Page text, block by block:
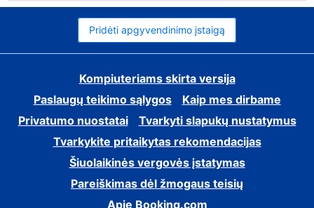
Pridėti apgyvendinimo įstaigą
Kompiuteriams skirta versija
Paslaugų teikimo sąlygos
Kaip mes dirbame
Privatumo nuostatai
Tvarkyti slapukų nustatymus
Tvarkykite pritaikytas rekomendacijas
Šiuolaikinės vergovės įstatymas
Pareiškimas dėl žmogaus teisių
Apie Booking.com